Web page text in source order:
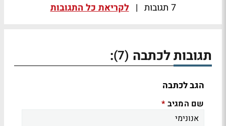
7 תגובות | לקריאת כל התגובות
תגובות לכתבה (7)
:
הגב לכתבה
שם המגיב *